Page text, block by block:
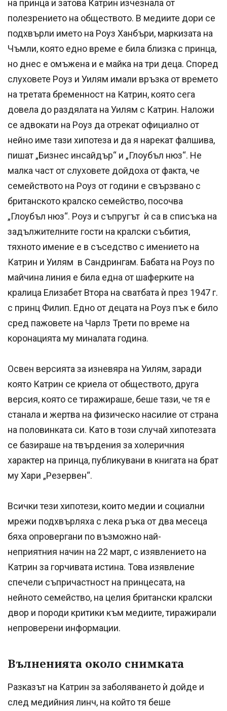
на принца и затова Катрин изчезнала от
полезрението на обществото. В медиите дори се
подхвърли името на Роуз Ханбъри, маркизата на
Чъмли, която едно време е била близка с принца,
но днес е омъжена и е майка на три деца. Според
слуховете Роуз и Уилям имали връзка от времето
на третата бременност на Катрин, която сега
довела до раздялата на Уилям с Катрин. Наложи
се адвокати на Роуз да отрекат официално от
нейно име тази хипотеза и да я нарекат фалшива,
пишат „Бизнес инсайдър“ и „Глоубъл нюз“. Не
малка част от слуховете дойдоха от факта, че
семейството на Роуз от години е свързвано с
британското кралско семейство, посочва
„Глоубъл нюз“. Роуз и съпругът ѝ са в списъка на
задължителните гости на кралски събития,
тяхното имение е в съседство с имението на
Катрин и Уилям в Сандрингам. Бабата на Роуз по
майчина линия е била една от шаферките на
кралица Елизабет Втора на сватбата ѝ през 1947 г.
с принц Филип. Едно от децата на Роуз пък е било
сред пажовете на Чарлз Трети по време на
коронацията му миналата година.
Освен версията за изневяра на Уилям, заради
която Катрин се криела от обществото, друга
версия, която се тиражираше, беше тази, че тя е
станала и жертва на физическо насилие от страна
на половинката си. Като в този случай хипотезата
се базираше на твърдения за холеричния
характер на принца, публикувани в книгата на брат
му Хари „Резервен“.
Всички тези хипотези, които медии и социални
мрежи подхвърляха с лека ръка от два месеца
бяха опровергани по възможно най-
неприятния начин на 22 март, с изявлението на
Катрин за горчивата истина. Това изявление
спечели съпричастност на принцесата, на
нейното семейство, на целия британски кралски
двор и породи критики към медиите, тиражирали
непроверени информации.
Вълненията около снимката
Разказът на Катрин за заболяването ѝ дойде и
след медийния линч, на който тя беше